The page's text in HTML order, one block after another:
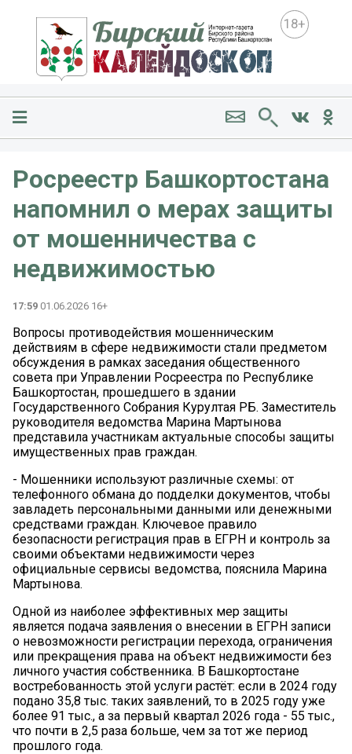
18+
Росреестр Башкортостана
напомнил о мерах защиты
от мошенничества с
недвижимостью
17:59 01.06.2026 16+
Вопросы противодействия мошенническим
действиям в сфере недвижимости стали предметом
обсуждения в рамках заседания общественного
совета при Управлении Росреестра по Республике
Башкортостан, прошедшего в здании
Государственного Собрания Курултая РБ. Заместитель
руководителя ведомства Марина Мартынова
представила участникам актуальные способы защиты
имущественных прав граждан.
- Мошенники используют различные схемы: от
телефонного обмана до подделки документов, чтобы
завладеть персональными данными или денежными
средствами граждан. Ключевое правило
безопасности регистрация прав в ЕГРН и контроль за
своими объектами недвижимости через
официальные сервисы ведомства, пояснила Марина
Мартынова.
Одной из наиболее эффективных мер защиты
является подача заявления о внесении в ЕГРН записи
о невозможности регистрации перехода, ограничения
или прекращения права на объект недвижимости без
личного участия собственника. В Башкортостане
востребованность этой услуги растёт: если в 2024 году
подано 35,8 тыс. таких заявлений, то в 2025 году уже
более 91 тыс., а за первый квартал 2026 года - 55 тыс.,
что почти в 2,5 раза больше, чем за тот же период
прошлого года.